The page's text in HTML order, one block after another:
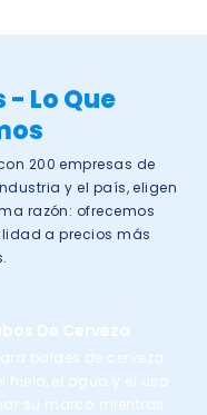
Lo Que
200 empresas de
y el país, eligen
razón: ofrecemos
a precios más
De Cerveza
baldes de cerveza
hielo, el agua y el uso
su marca mientras